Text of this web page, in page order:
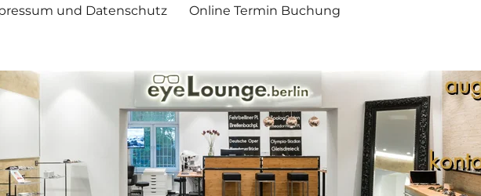
und Datenschutz Online Termin Buchung